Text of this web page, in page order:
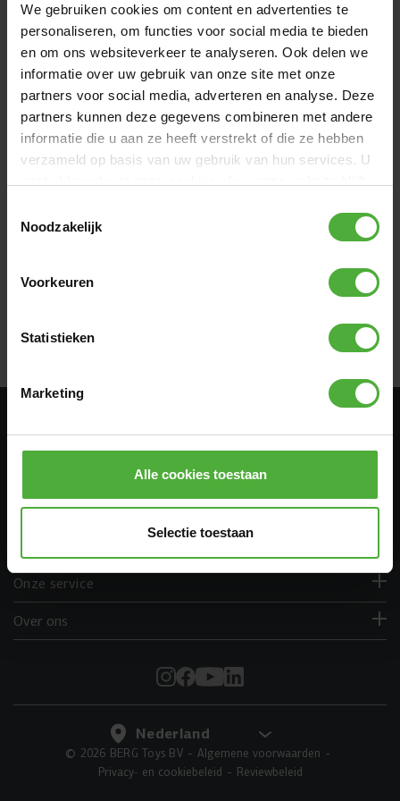
We gebruiken cookies om content en advertenties te
personaliseren, om functies voor social media te bieden
en om ons websiteverkeer te analyseren. Ook delen we
informatie over uw gebruik van onze site met onze
partners voor social media, adverteren en analyse. Deze
partners kunnen deze gegevens combineren met andere
informatie die u aan ze heeft verstrekt of die ze hebben
verzameld op basis van uw gebruik van hun services. U
Noodzakelijk
Voorkeuren
Statistieken
Marketing
Alle cookies toestaan
Selectie toestaan
Maak je skelter uniek met jouw eigen naam of nummer
erop! Het kentekenplaatje is verkrijgbaar in maar liefst
negen verschillende versies! Je hebt de keuze uit zeven
verschillende landen: Nederland, België, Duitsland,
Engeland, Ierland, Oostenrijk, Frankrijk en twee blanco
platen in de kleuren wit en geel.
UNIEKE CODE INVOEREN
Voor het aanvragen van een kentekenplaatje voor jouw XL
skelter heb je een uniek code nodig. Deze code vind je op de
ONTDEK ALLES OP BERG.COM
BERG skelters
Onze service
Over ons
© 2026 BERG Toys BV
Algemene voorwaarden
Privacy- en cookiebeleid
Reviewbeleid